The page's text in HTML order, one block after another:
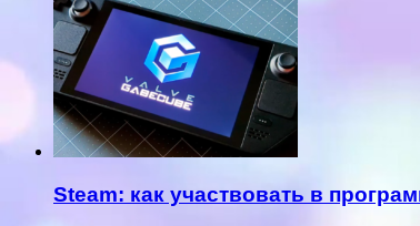
Steam: как участвовать в